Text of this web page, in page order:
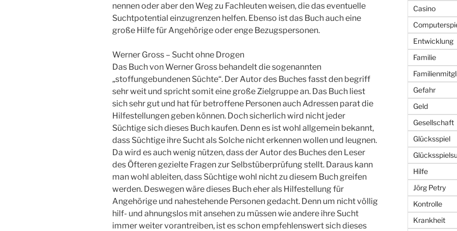
nennen oder aber den Weg zu Fachleuten weisen, die das eventuelle
Suchtpotential einzugrenzen helfen. Ebenso ist das Buch auch eine
große Hilfe für Angehörige oder enge Bezugspersonen.
Werner Gross – Sucht ohne Drogen
Das Buch von Werner Gross behandelt die sogenannten
„stoffungebundenen Süchte“. Der Autor des Buches fasst den begriff
sehr weit und spricht somit eine große Zielgruppe an. Das Buch liest
sich sehr gut und hat für betroffene Personen auch Adressen parat die
Hilfestellungen geben können. Doch sicherlich wird nicht jeder
Süchtige sich dieses Buch kaufen. Denn es ist wohl allgemein bekannt,
dass Süchtige ihre Sucht als Solche nicht erkennen wollen und leugnen.
Da wird es auch wenig nützen, dass der Autor des Buches den Leser
des Öfteren gezielte Fragen zur Selbstüberprüfung stellt. Daraus kann
man wohl ableiten, dass Süchtige wohl nicht zu diesem Buch greifen
werden. Deswegen wäre dieses Buch eher als Hilfestellung für
Angehörige und nahestehende Personen gedacht. Denn um nicht völlig
hilf- und ahnungslos mit ansehen zu müssen wie andere ihre Sucht
immer weiter vorantreiben, ist es schon empfehlenswert sich dieses
Casino
Entwicklung
Familie
Gefahr
Geld
Gesellschaft
Glücksspiel
Hilfe
Jörg Petry
Kontrolle
Krankheit